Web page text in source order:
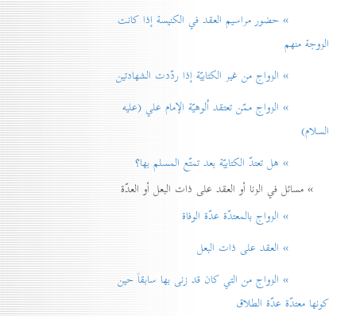
» حضور مراسيم العقد في الكنيسة إذا كانت
الزوجة منهم
» الزواج من غير الكتابيّة إذا ردّدت الشهادتين
» الزواج ممّن تعتقد اُلوهيّة الإمام علي (عليه
السلام)
» هل تعتدّ الكتابيّة بعد تمتّع المسلم بها؟
» مسائل في الزنا أو العقد على ذات البعل أو العدّة
» الزواج بالمعتدّة عدّة الوفاة
» العقد على ذات البعل
» الزواج من التي كان قد زنی بها سابقاً حين
كونها معتدّة عدّة الطلاق